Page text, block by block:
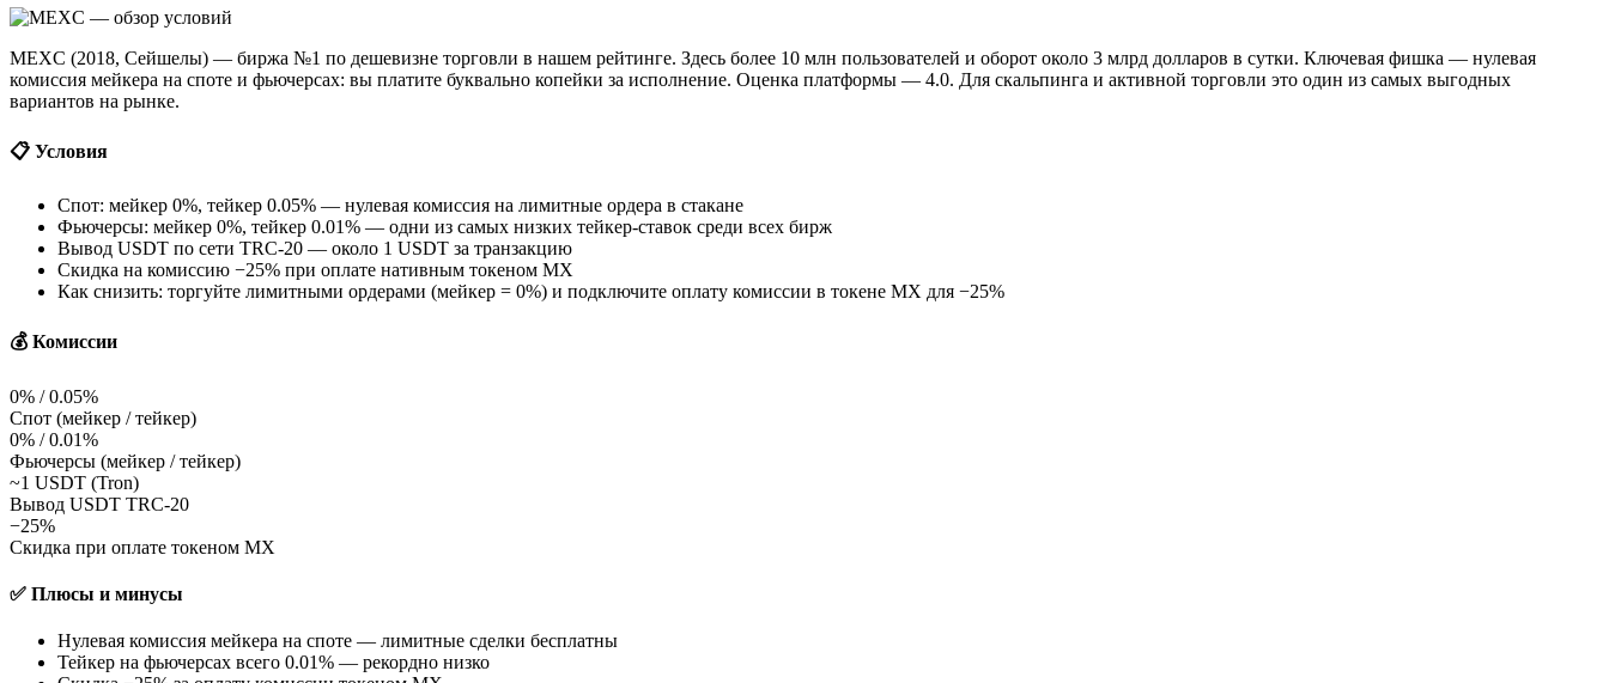
MEXC (2018, Сейшелы) — биржа №1 по дешевизне торговли в нашем рейтинге. Здесь более 10 млн пользователей и оборот около 3 млрд долларов в сутки. Ключевая фишка — нулевая
комиссия мейкера на споте и фьючерсах: вы платите буквально копейки за исполнение. Оценка платформы — 4.0. Для скальпинга и активной торговли это один из самых выгодных
вариантов на рынке.
📋 Условия
Спот: мейкер 0%, тейкер 0.05% — нулевая комиссия на лимитные ордера в стакане
Фьючерсы: мейкер 0%, тейкер 0.01% — одни из самых низких тейкер-ставок среди всех бирж
Вывод USDT по сети TRC-20 — около 1 USDT за транзакцию
Скидка на комиссию −25% при оплате нативным токеном MX
Как снизить: торгуйте лимитными ордерами (мейкер = 0%) и подключите оплату комиссии в токене MX для −25%
💰 Комиссии
0% / 0.05%
Спот (мейкер / тейкер)
0% / 0.01%
Фьючерсы (мейкер / тейкер)
~1 USDT (Tron)
Вывод USDT TRC-20
−25%
Скидка при оплате токеном MX
✅ Плюсы и минусы
Нулевая комиссия мейкера на споте — лимитные сделки бесплатны
Тейкер на фьючерсах всего 0.01% — рекордно низко